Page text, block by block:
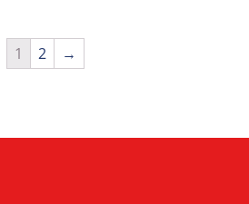
1 2 →